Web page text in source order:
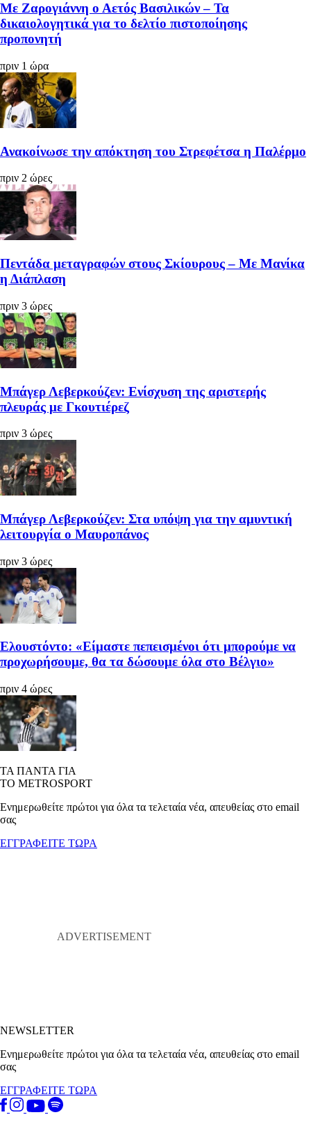
Με Ζαρογιάννη ο Αετός Βασιλικών – Τα
δικαιολογητικά για το δελτίο πιστοποίησης
προπονητή
πριν 1 ώρα
Ανακοίνωσε την απόκτηση του Στρεφέτσα η Παλέρμο
πριν 2 ώρες
Πεντάδα μεταγραφών στους Σκίουρους – Με Μανίκα
η Διάπλαση
πριν 3 ώρες
Μπάγερ Λεβερκούζεν: Ενίσχυση της αριστερής
πλευράς με Γκουτιέρεζ
πριν 3 ώρες
Μπάγερ Λεβερκούζεν: Στα υπόψη για την αμυντική
λειτουργία ο Μαυροπάνος
πριν 3 ώρες
Ελουστόντο: «Είμαστε πεπεισμένοι ότι μπορούμε να
προχωρήσουμε, θα τα δώσουμε όλα στο Βέλγιο»
πριν 4 ώρες
ΤΑ ΠΑΝΤΑ ΓΙΑ
ΤΟ METROSPORT
Ενημερωθείτε πρώτοι για όλα τα τελεταία νέα, απευθείας στο email
σας
ΕΓΓΡΑΦΕΙΤΕ ΤΩΡΑ
NEWSLETTER
Ενημερωθείτε πρώτοι για όλα τα τελεταία νέα, απευθείας στο email
σας
ΕΓΓΡΑΦΕΙΤΕ ΤΩΡΑ